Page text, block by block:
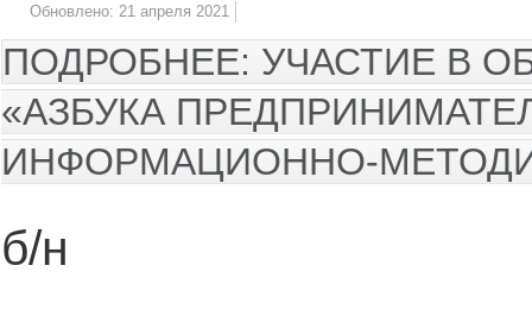
Обновлено: 21 апреля 2021
ПОДРОБНЕЕ: УЧАСТИЕ В
«АЗБУКА
ИНФОРМАЦИОННО-
б/н